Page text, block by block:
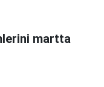
martta